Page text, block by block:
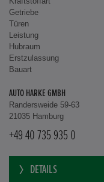
Getriebe
Türen
Leistung
Hubraum
Erstzulassung
Bauart
AUTO HARKE GMBH
Randersweide 59-63
21035 Hamburg
+49 40 735 935 0
DETAILS